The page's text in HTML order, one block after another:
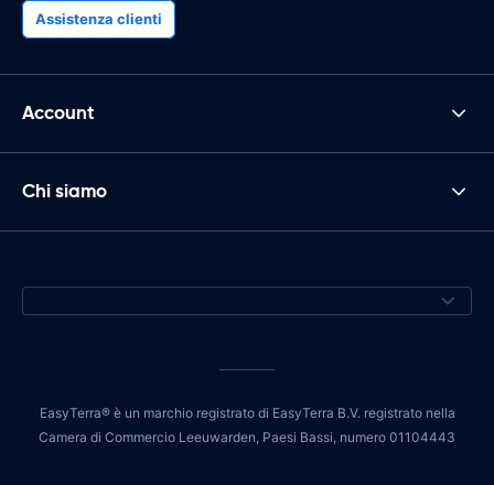
Assistenza clienti
Account
Chi siamo
EasyTerra® è un marchio registrato di EasyTerra B.V. registrato nella
Camera di Commercio Leeuwarden, Paesi Bassi, numero 01104443